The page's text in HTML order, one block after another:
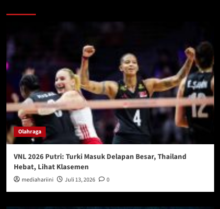
Olahraga
VNL 2026 Putri: Turki Masuk Delapan Besar, Thailand
Hebat, Lihat Klasemen
mediahariini Juli 13, 2026 0